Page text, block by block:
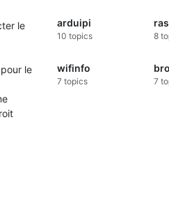
le
le
arduipi
10 topics 8
wifinfo
7 topics 7